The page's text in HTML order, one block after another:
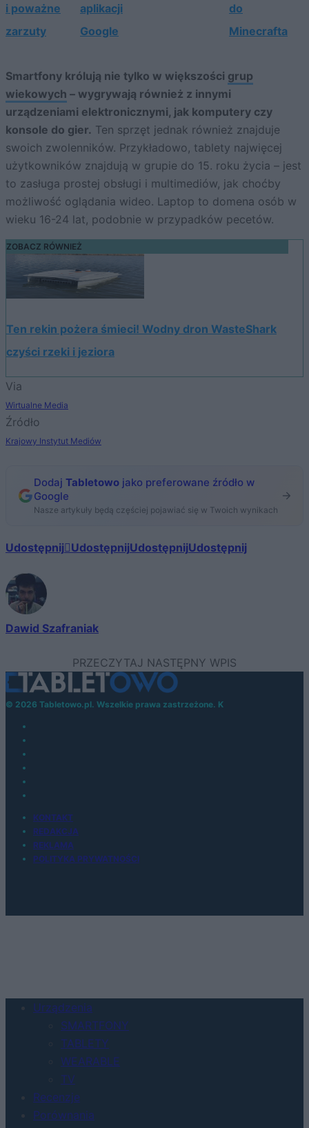
i poważne
zarzuty
aplikacji
Google
do
Minecrafta
Smartfony królują nie tylko w większości grup
wiekowych – wygrywają również z innymi
urządzeniami elektronicznymi, jak komputery czy
konsole do gier. Ten sprzęt jednak również znajduje
swoich zwolenników. Przykładowo, tablety najwięcej
użytkowników znajdują w grupie do 15. roku życia – jest
to zasługa prostej obsługi i multimediów, jak choćby
możliwość oglądania wideo. Laptop to domena osób w
wieku 16-24 lat, podobnie w przypadków pecetów.
ZOBACZ RÓWNIEŻ
Ten rekin pożera śmieci! Wodny dron WasteShark
czyści rzeki i jeziora
Via
Wirtualne Media
Źródło
Krajowy Instytut Mediów
Dodaj Tabletowo jako preferowane źródło w
Google
Nasze artykuły będą częściej pojawiać się w Twoich wynikach
Udostępnij UdostępnijUdostępnijUdostępnij
Dawid Szafraniak
© 2026 Tabletowo.pl. Wszelkie prawa zastrzeżone. K
KONTAKT
REDAKCJA
REKLAMA
POLITYKA PRYWATNOŚCI
Urządzenia
SMARTFONY
TABLETY
WEARABLE
TV
Recenzje
Porównania